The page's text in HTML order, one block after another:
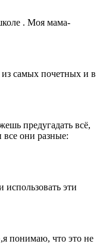
. Моя мама-
самых почетных и в
предугадать всё,
все они разные:
эти
понимаю, что это не